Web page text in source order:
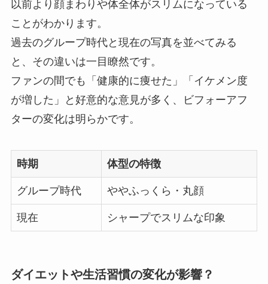
以前より顔まわりや体全体がスリムになっている
ことがわかります。
過去のグループ時代と現在の写真を並べてみる
と、その違いは一目瞭然です。
ファンの間でも「健康的に痩せた」「イケメン度
が増した」と好意的な意見が多く、ビフォーアフ
ターの変化は明らかです。
時期 体型の特徴
グループ時代 ややふっくら・丸顔
現在 シャープでスリムな印象
ダイエットや生活習慣の変化が影響？